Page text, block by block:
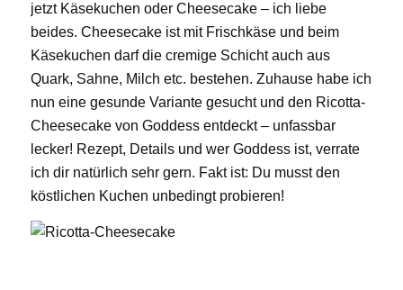
jetzt Käsekuchen oder Cheesecake – ich liebe
beides. Cheesecake ist mit Frischkäse und beim
Käsekuchen darf die cremige Schicht auch aus
Quark, Sahne, Milch etc. bestehen. Zuhause habe ich
nun eine gesunde Variante gesucht und den Ricotta-
Cheesecake von Goddess entdeckt – unfassbar
lecker! Rezept, Details und wer Goddess ist, verrate
ich dir natürlich sehr gern. Fakt ist: Du musst den
köstlichen Kuchen unbedingt probieren!